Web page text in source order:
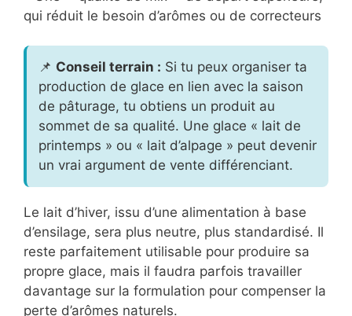
qui réduit le besoin d’arômes ou de correcteurs
📌 Conseil terrain : Si tu peux organiser ta
production de glace en lien avec la saison
de pâturage, tu obtiens un produit au
sommet de sa qualité. Une glace « lait de
printemps » ou « lait d’alpage » peut devenir
un vrai argument de vente différenciant.
Le lait d’hiver, issu d’une alimentation à base
d’ensilage, sera plus neutre, plus standardisé. Il
reste parfaitement utilisable pour produire sa
propre glace, mais il faudra parfois travailler
davantage sur la formulation pour compenser la
perte d’arômes naturels.